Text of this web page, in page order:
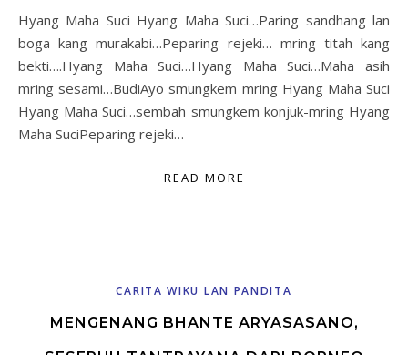
Hyang Maha Suci Hyang Maha Suci…Paring sandhang lan
boga kang murakabi…Peparing rejeki… mring titah kang
bekti….Hyang Maha Suci…Hyang Maha Suci…Maha asih
mring sesami…BudiAyo smungkem mring Hyang Maha Suci
Hyang Maha Suci…sembah smungkem konjuk-mring Hyang
Maha SuciPeparing rejeki…
READ MORE
CARITA WIKU LAN PANDITA
MENGENANG BHANTE ARYASASANO,